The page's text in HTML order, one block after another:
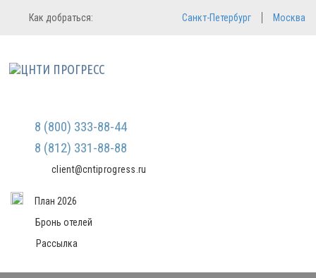
Регистрация
Мы не передаем ваши данные
третьим лицам и не рассылаем
Вход в систему
Как добраться: Санкт-Петербург Москва
8 (800) 333-88-44
8 (812) 331-88-88
client@cntiprogress.ru
План 2026
Бронь отелей
Рассылка